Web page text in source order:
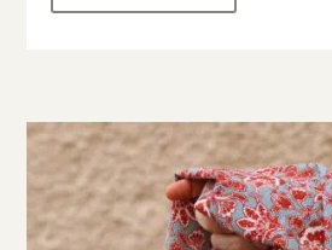
DU LUNDI AU VENDREDI
09H30 – 12H30 ET 13H30
SAMEDI
09h00 – 17h00